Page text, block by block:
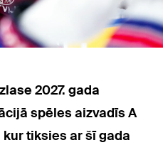
2027. gada
spēles aizvadīs A
tiksies ar šī gada